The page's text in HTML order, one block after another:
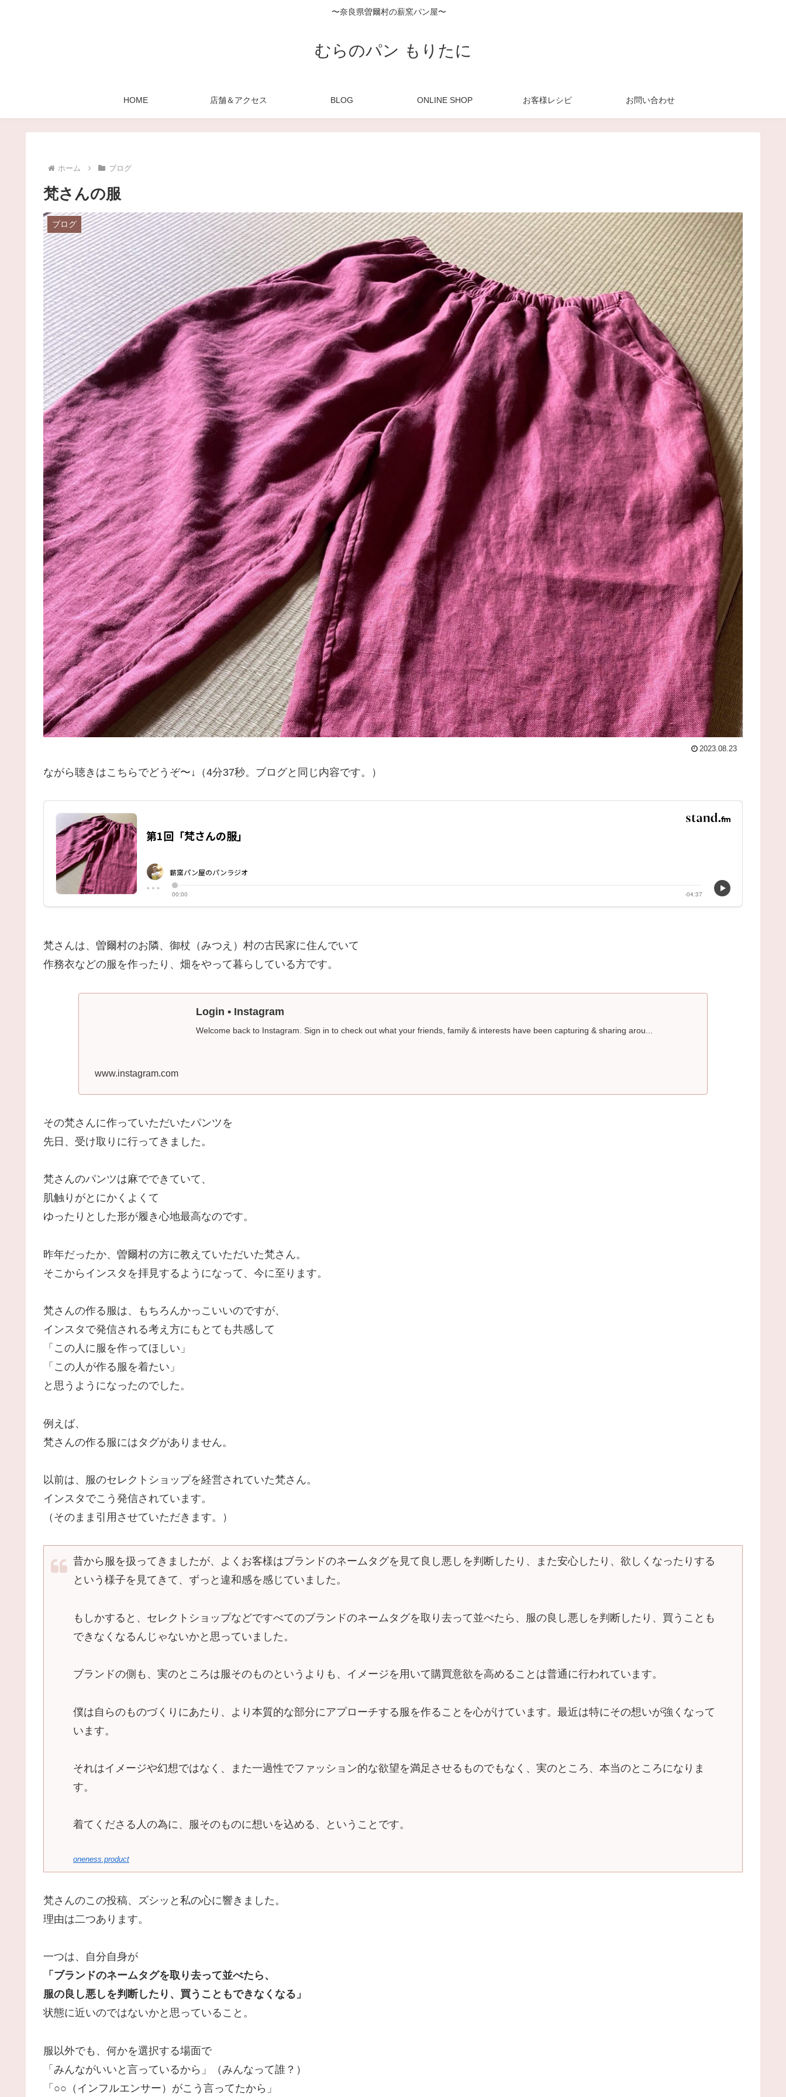
〜奈良県曽爾村の薪窯パン屋〜
むらのパン もりたに
HOME 店舗＆アクセス BLOG ONLINE SHOP お客様レシピ お問い合わせ
ホーム ブログ
梵さんの服
ブログ
2023.08.23
ながら聴きはこちらでどうぞ〜↓（4分37秒。ブログと同じ内容です。）
梵さんは、曽爾村のお隣、御杖（みつえ）村の古民家に住んでいて
作務衣などの服を作ったり、畑をやって暮らしている方です。
Login • Instagram
Welcome back to Instagram. Sign in to check out what your friends, family & interests have been capturing & sharing arou...
www.instagram.com
その梵さんに作っていただいたパンツを
先日、受け取りに行ってきました。
梵さんのパンツは麻でできていて、
肌触りがとにかくよくて
ゆったりとした形が履き心地最高なのです。
昨年だったか、曽爾村の方に教えていただいた梵さん。
そこからインスタを拝見するようになって、今に至ります。
梵さんの作る服は、もちろんかっこいいのですが、
インスタで発信される考え方にもとても共感して
「この人に服を作ってほしい」
「この人が作る服を着たい」
と思うようになったのでした。
例えば、
梵さんの作る服にはタグがありません。
以前は、服のセレクトショップを経営されていた梵さん。
インスタでこう発信されています。
（そのまま引用させていただきます。）
昔から服を扱ってきましたが、よくお客様はブランドのネームタグを見て良し悪しを判断したり、また安心したり、欲しくなったりする
という様子を見てきて、ずっと違和感を感じていました。
もしかすると、セレクトショップなどですべてのブランドのネームタグを取り去って並べたら、服の良し悪しを判断したり、買うことも
できなくなるんじゃないかと思っていました。
ブランドの側も、実のところは服そのものというよりも、イメージを用いて購買意欲を高めることは普通に行われています。
僕は自らのものづくりにあたり、より本質的な部分にアプローチする服を作ることを心がけています。最近は特にその想いが強くなって
います。
それはイメージや幻想ではなく、また一過性でファッション的な欲望を満足させるものでもなく、実のところ、本当のところになりま
す。
着てくださる人の為に、服そのものに想いを込める、ということです。
oneness.product
梵さんのこの投稿、ズシッと私の心に響きました。
理由は二つあります。
一つは、自分自身が
「ブランドのネームタグを取り去って並べたら、
服の良し悪しを判断したり、買うこともできなくなる」
状態に近いのではないかと思っていること。
服以外でも、何かを選択する場面で
「みんながいいと言っているから」（みんなって誰？）
「○○（インフルエンサー）がこう言ってたから」